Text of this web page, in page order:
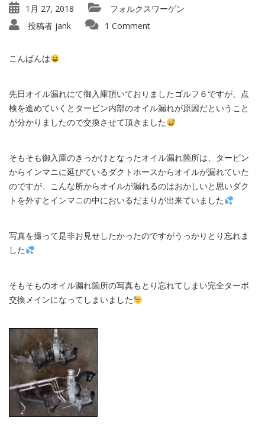
1月 27, 2018
フォルクスワーゲン
投稿者 jank 1 Comment
こんばんは
先日オイル漏れにて御入庫頂いておりましたゴルフ６ですが、点
検を進めていくとタービン内部のオイル漏れが原因だということ
が分かりましたので交換させて頂きました
そもそも御入庫のきっかけとなったオイル漏れ箇所は、タービン
からインマニに延びているダクトホースからオイルが漏れていた
のですが、こんな所からオイルが漏れるのはおかしいと思いダク
トを外すとインマニの中においるだまりが出来ていました
写真を撮って是非お見せしたかったのですがうっかりとり忘れま
した
そもそものオイル漏れ箇所の写真もとり忘れてしまい完全ターボ
交換メインになってしまいました